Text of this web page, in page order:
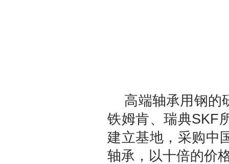
高端轴承用钢的
铁姆肯、瑞典SKF
建立基地，采购中
轴承，以十倍的价